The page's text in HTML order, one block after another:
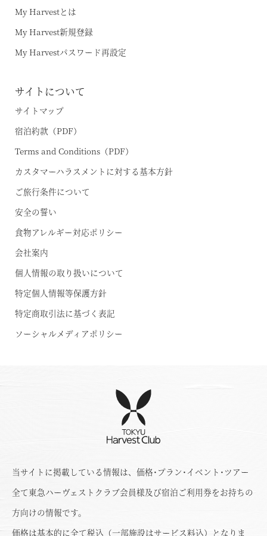
My Harvestとは
My Harvest新規登録
My Harvestパスワード再設定
サイトについて
サイトマップ
宿泊約款（PDF）
Terms and Conditions（PDF）
カスタマーハラスメントに対する基本方針
ご旅行条件について
安全の誓い
食物アレルギー対応ポリシー
会社案内
個人情報の取り扱いについて
特定個人情報等保護方針
特定商取引法に基づく表記
ソーシャルメディアポリシー
当サイトに掲載している情報は、価格･プラン･イベント･ツアー
全て東急ハーヴェストクラブ会員様及び宿泊ご利用券をお持ちの
方向けの情報です。
価格は基本的に全て税込（一部施設はサービス料込）となりま